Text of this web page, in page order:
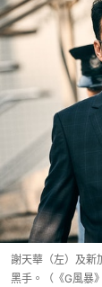
謝天華（左）及新
黑手。（《G風暴